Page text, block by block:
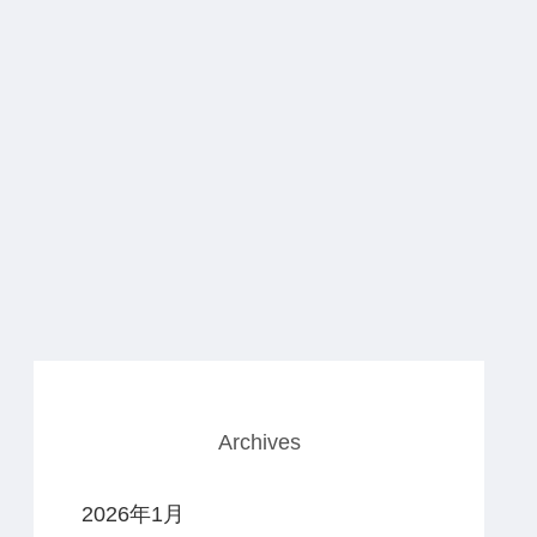
Archives
2026年1月